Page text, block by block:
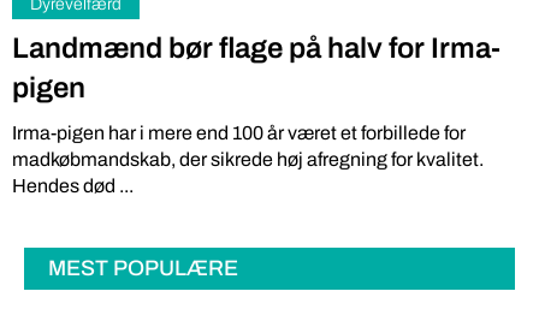
Dyrevelfærd
Landmænd bør flage på halv for Irma-
pigen
Irma-pigen har i mere end 100 år været et forbillede for
madkøbmandskab, der sikrede høj afregning for kvalitet.
Hendes død ...
MEST POPULÆRE